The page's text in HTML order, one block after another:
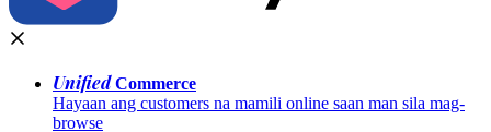
UnifiedCommerce
Hayaan ang customers na mamili online saan man sila mag-
browse